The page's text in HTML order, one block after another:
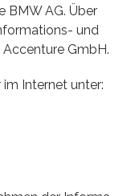
BMW AG. Über
und
GmbH.
Internet unter: